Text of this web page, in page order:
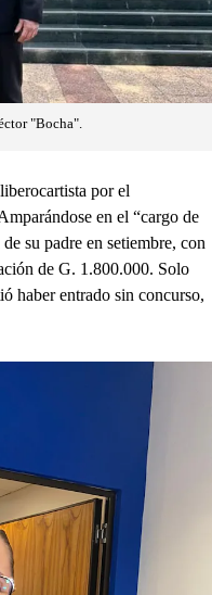
"Bocha".
por el
en el “cargo de
su padre en setiembre, con
de G. 1.800.000. Solo
haber entrado sin concurso,